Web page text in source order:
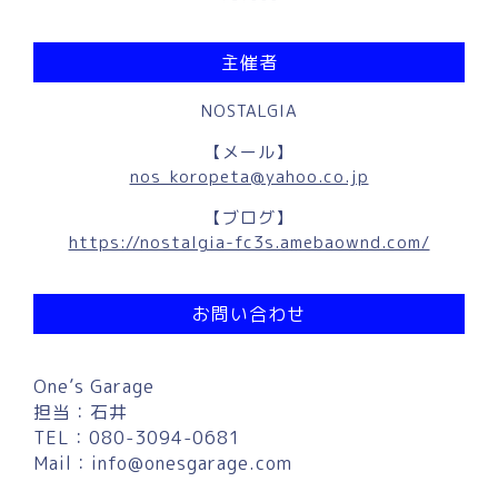
主催者
NOSTALGIA
【メール】
nos_koropeta@yahoo.co.jp
【ブログ】
https://nostalgia-fc3s.amebaownd.com/
お問い合わせ
One’s Garage
担当：石井
TEL：080-3094-0681
Mail： info@onesgarage.com